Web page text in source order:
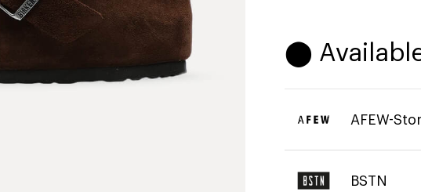
⬤
AFEW-
BSTN